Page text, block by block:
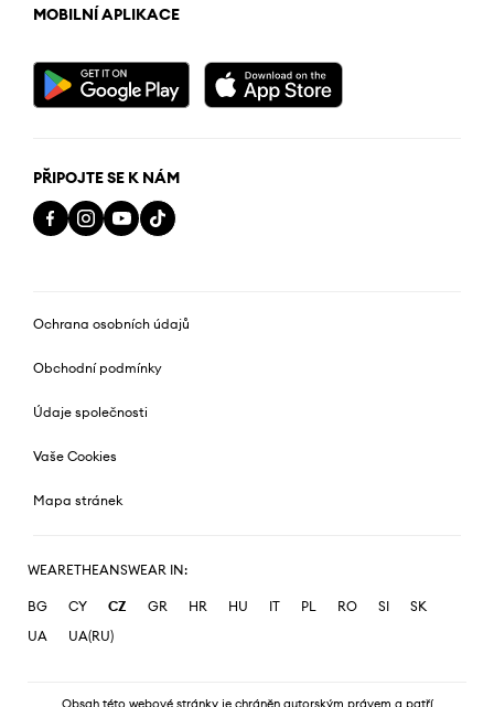
MOBILNÍ APLIKACE
PŘIPOJTE SE K NÁM
Ochrana osobních údajů
Obchodní podmínky
Údaje společnosti
Vaše Cookies
Mapa stránek
WEARETHEANSWEAR IN:
BG CY CZ GR HR HU IT PL RO SI
SK
UA
UA(RU)
Obsah této webové stránky je chráněn autorským právem a patří